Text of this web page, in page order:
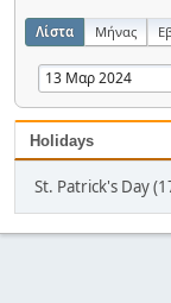
Λίστα Μήνας
Holidays
St. Patrick's Day